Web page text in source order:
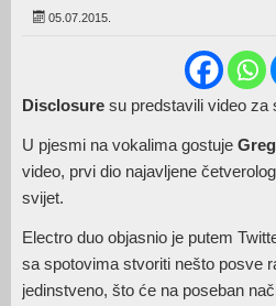
05.07.2015.
Disclosure su predstavili video za
U pjesmi na vokalima gostuje
video, prvi dio najavljene
svijet.
Electro duo objasnio je putem
sa spotovima stvoriti nešto posve
jedinstveno, što će na poseban